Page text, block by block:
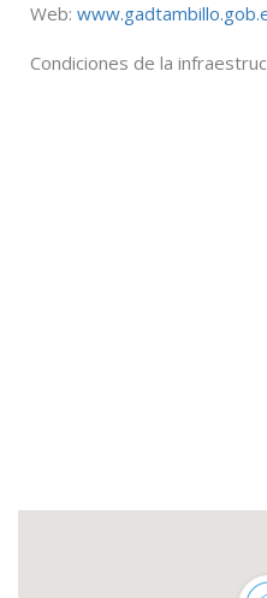
Web:
Condiciones de la